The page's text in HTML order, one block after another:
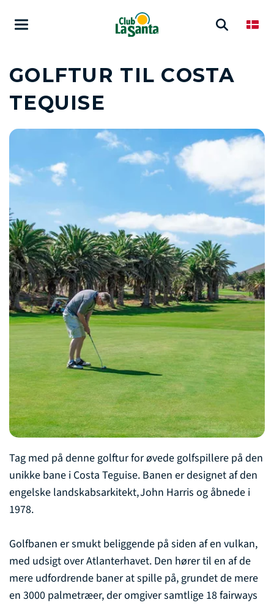
GOLFTUR TIL COSTA
TEQUISE
Tag med på denne golftur for øvede golfspillere på den
unikke bane i Costa Teguise. Banen er designet af den
engelske landskabsarkitekt, John Harris og åbnede i
1978.
Golfbanen er smukt beliggende på siden af en vulkan,
med udsigt over Atlanterhavet. Den hører til en af de
mere udfordrende baner at spille på, grundet de mere
en 3000 palmetræer, der omgiver samtlige 18 fairways